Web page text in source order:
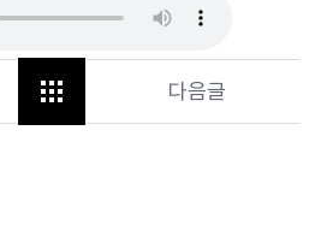
다음글